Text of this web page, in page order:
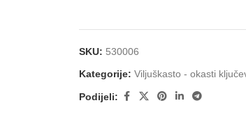
SKU: 530006
Kategorije: Viljuškasto - okasti
Podijeli: